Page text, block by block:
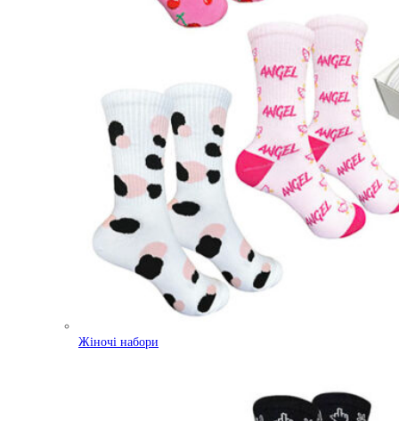
Жіночі набори